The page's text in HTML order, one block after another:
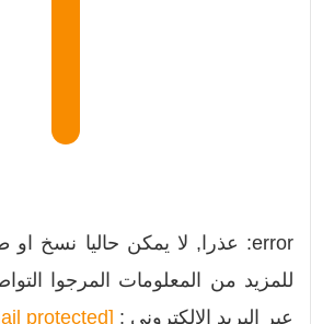
error:
عذرا, لا يمكن حاليا نسخ او
للمزيد من المعلومات المرجوا
عبر البريد الالكتروني : [email protected]